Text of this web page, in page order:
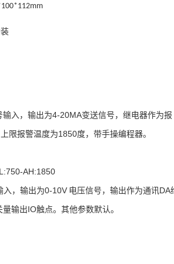
入，输出为4-20MA变送信号，继电器作为报
限报警温度为1850度，带手操编程器。
AH:1850
，输出为0-10V 电压信号，输出作为通讯DA
输出IO触点。其他参数默认。